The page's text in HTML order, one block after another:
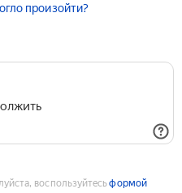
произойти?
воспользуйтесьформой